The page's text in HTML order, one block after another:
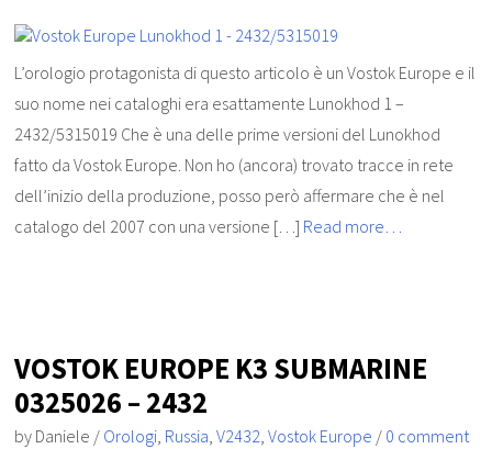
L’orologio protagonista di questo articolo è un Vostok Europe e il
suo nome nei cataloghi era esattamente Lunokhod 1 –
2432/5315019 Che è una delle prime versioni del Lunokhod
fatto da Vostok Europe. Non ho (ancora) trovato tracce in rete
dell’inizio della produzione, posso però affermare che è nel
catalogo del 2007 con una versione […] Read more…
VOSTOK EUROPE K3 SUBMARINE
0325026 – 2432
by Daniele / Orologi, Russia,V2432,Vostok Europe / 0 comment